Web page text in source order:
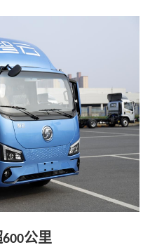
600公里